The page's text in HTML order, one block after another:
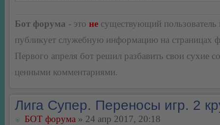
Бот форума - это не существующий пользователь
публикует служебную информацию на страницах
Первого апреля бот решил разбавить свои сухие
ценными комментариями.
Лига Супер. Переносы игр. 2
БОТ форума » 24 апр 2017, 20:18